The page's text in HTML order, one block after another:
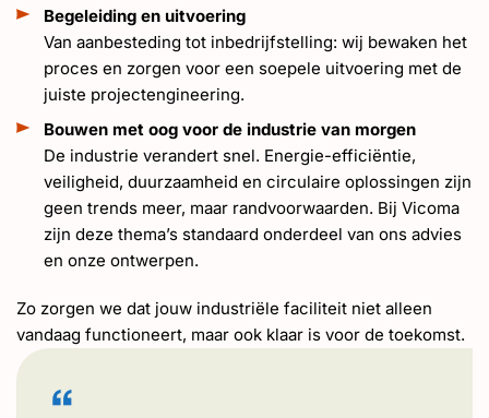
Begeleiding en uitvoering
Van aanbesteding tot inbedrijfstelling: wij bewaken het
proces en zorgen voor een soepele uitvoering met de
juiste projectengineering.
Bouwen met oog voor de industrie van morgen
De industrie verandert snel. Energie-efficiëntie,
veiligheid, duurzaamheid en circulaire oplossingen zijn
geen trends meer, maar randvoorwaarden. Bij Vicoma
zijn deze thema’s standaard onderdeel van ons advies
en onze ontwerpen.
Zo zorgen we dat jouw industriële faciliteit niet alleen
vandaag functioneert, maar ook klaar is voor de toekomst.